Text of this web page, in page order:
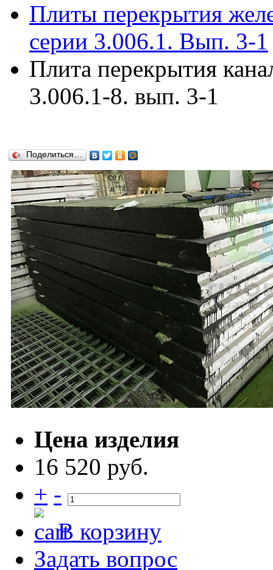
Плиты перекрытия
серии 3.006.1. Вып. 3-1
Плита перекрытия
3.006.1-8. вып. 3-1
Поделиться…
Цена изделия
16 520 руб.
+ -
В корзину
Задать вопрос